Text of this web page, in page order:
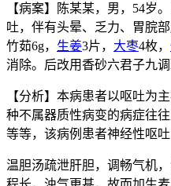
【病案】陈某某，男，54岁
吐，伴有头晕、乏力、胃脘
竹茹6g， 生姜3片， 大枣4枚，
消除。后改用香砂六君子九
【分析】本病患者以呕吐为
种不属器质性病变的病症往
等等，该病例患者神经性呕
温胆汤疏泄肝胆，调畅气机